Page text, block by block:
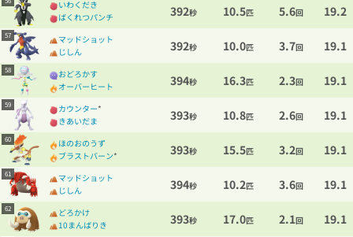
いわくだき
ばくれつパンチ
392秒 10.5匹 5.6回 19.2
57
マッドショット
じしん
392秒 10.0匹 3.7回 19.1
58
おどろかす
オーバーヒート
394秒 16.3匹 2.3回 19.1
59 カウンター*
きあいだま
393秒 10.8匹 2.6回 19.1
60
ほのおのうず
ブラストバーン* 393秒 15.5匹 3.2回 19.1
61
マッドショット
じしん
394秒 10.2匹 3.6回 19.1
62
どろかけ
10まんばりき
393秒 17.0匹 2.1回 19.1